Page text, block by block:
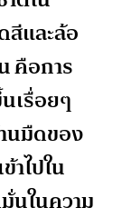
และล้อ
คือการ
เรื่อยๆ
นมืดของ
าไปใน
นในความ